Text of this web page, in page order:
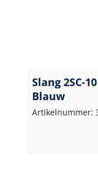
Slang 2SC-10 BL 5 M.DKO
Blauw
Artikelnummer: